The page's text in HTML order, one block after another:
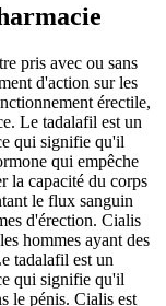
pris avec ou sans
d'action sur les
érectile,
Le tadalafil est un
qui signifie qu'il
qui empêche
la capacité du corps
le flux sanguin
d'érection. Cialis
hommes ayant des
tadalafil est un
qui signifie qu'il
le pénis. Cialis est